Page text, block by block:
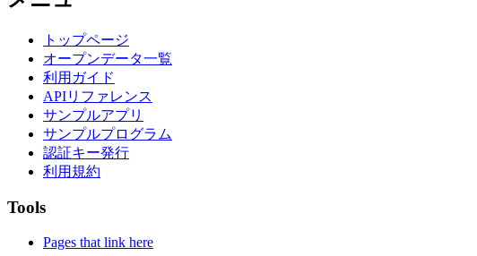
トップページ
オープンデータ一覧
利用ガイド
APIリファレンス
サンプルアプリ
サンプルプログラム
認証キー発行
利用規約
Tools
Pages that link here